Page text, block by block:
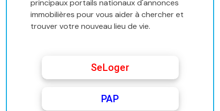
principaux portails nationaux d'annonces
immobilières pour vous aider à chercher et
trouver votre nouveau lieu de vie.
SeLoger
PAP